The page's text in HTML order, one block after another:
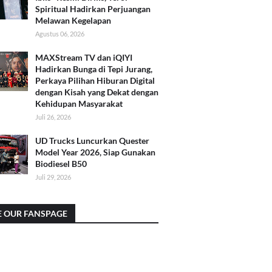
Spiritual Hadirkan Perjuangan
Melawan Kegelapan
Agustus 06, 2026
MAXStream TV dan iQIYI
Hadirkan Bunga di Tepi Jurang,
Perkaya Pilihan Hiburan Digital
dengan Kisah yang Dekat dengan
Kehidupan Masyarakat
Juli 26, 2026
UD Trucks Luncurkan Quester
Model Year 2026, Siap Gunakan
Biodiesel B50
Juli 29, 2026
OUR FANSPAGE